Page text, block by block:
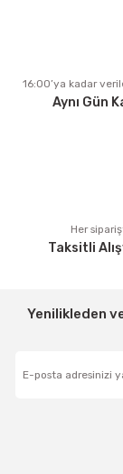
Ürün fiyatı
Bu ürüne
16:00’ya kadar
Aynı Gün
Her
Taksitli
Yenilikleden